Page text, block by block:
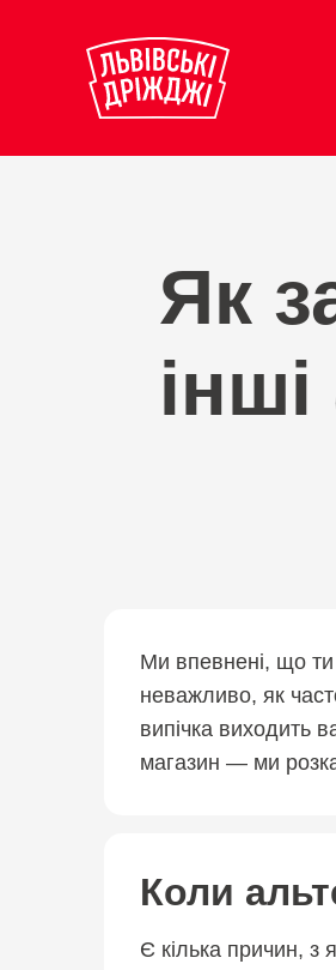
Як
Ми впевнені, що ти
неважливо, як
випічка виходить
магазин — ми
Коли
Є кілька причин, з